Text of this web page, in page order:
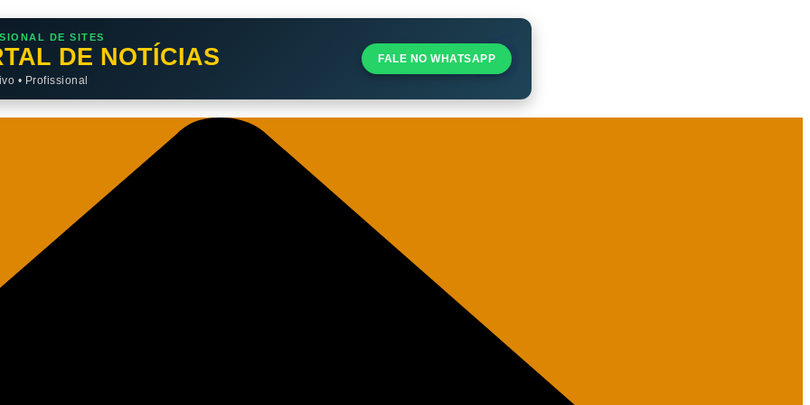
DE SITES
DE NOTÍCIAS
• Profissional
FALE NO WHATSAPP